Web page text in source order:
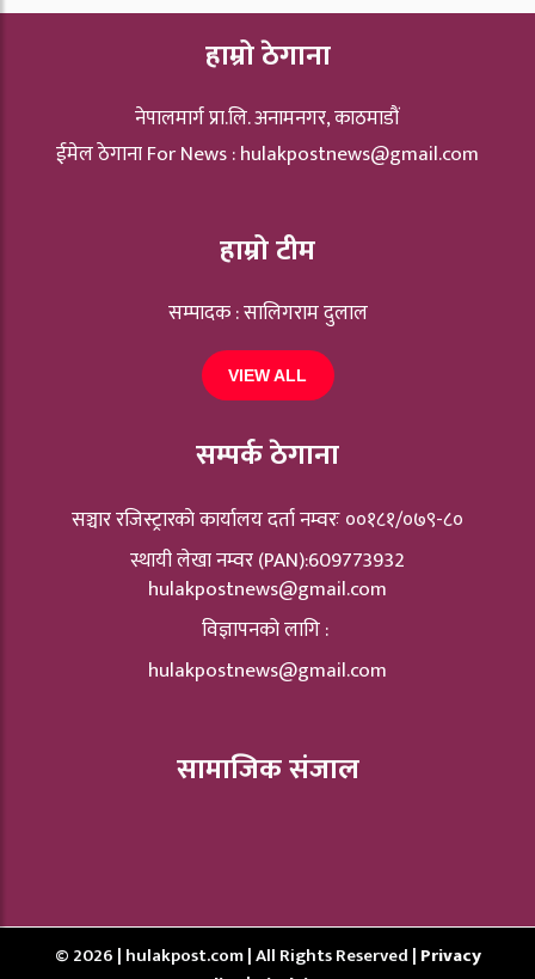
हाम्रो ठेगाना
नेपालमार्ग प्रा.लि. अनामनगर, काठमाडौं
ईमेल ठेगाना For News :hulakpostnews@gmail.com
हाम्रो टीम
सम्पादक : सालिगराम दुलाल
VIEW ALL
सम्पर्क ठेगाना
सञ्चार रजिस्ट्रारकाे कार्यालय दर्ता नम्वरः ००१८१/०७९-८०
स्थायी लेखा नम्वर (PAN):609773932
hulakpostnews@gmail.com
विज्ञापनको लागि :
hulakpostnews@gmail.com
सामाजिक संजाल
© 2026 | hulakpost.com | All Rights Reserved | Privacy